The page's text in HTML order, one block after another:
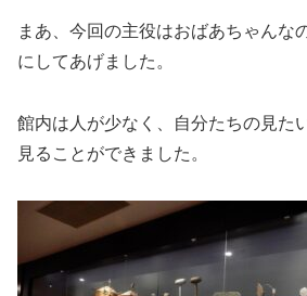
まあ、今回の主役はおばあちゃんな
にしてあげました。
館内は人が少なく、自分たちの見た
見ることができました。